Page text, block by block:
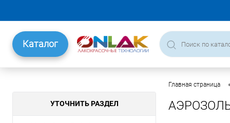
Каталог
УТОЧНИТЬ РАЗДЕЛ
Главная страница